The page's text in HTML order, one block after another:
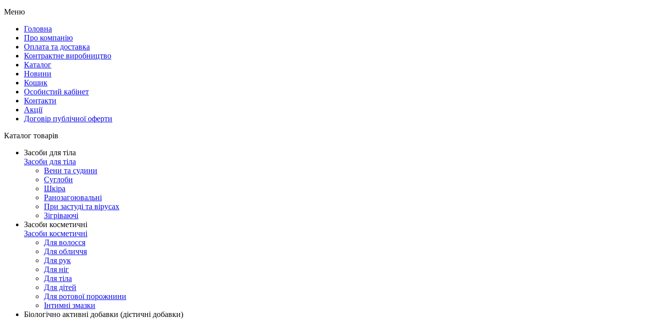
Меню
Головна
Про компанію
Оплата та доставка
Контрактне виробництво
Каталог
Новини
Кошик
Особистий кабінет
Контакти
Акції
Договір публічної оферти
Каталог товарів
Засоби для тіла
Засоби для тіла
Вени та судини
Суглоби
Шкіра
Ранозагоювальні
При застуді та вірусах
Зігріваючі
Засоби косметичні
Засоби косметичні
Для волосся
Для обличчя
Для рук
Для ніг
Для тіла
Для дітей
Для ротової порожнини
Інтимні змазки
Біологічно активні добавки (дієтичні добавки)